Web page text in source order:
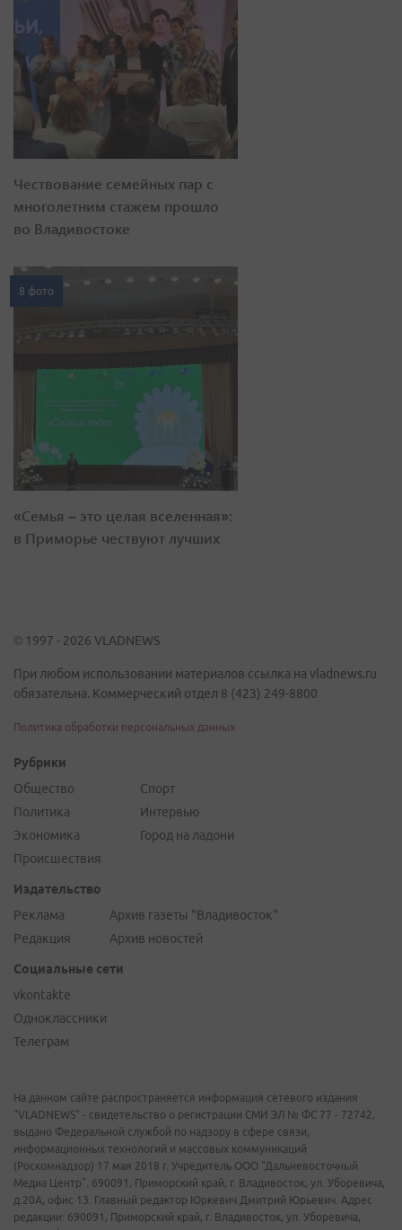
Чествование семейных пар с
многолетним стажем прошло
во Владивостоке
8 фото
«Семья – это целая вселенная»:
в Приморье чествуют лучших
© 1997 - 2026 VLADNEWS
При любом использовании материалов ссылка на vladnews.ru
обязательна. Коммерческий отдел 8 (423) 249-8800
Политика обработки персональных данных
Рубрики
Общество
Политика
Экономика
Происшествия
Спорт
Интервью
Город на ладони
Издательство
Реклама
Редакция
Архив газеты "Владивосток"
Архив новостей
Социальные сети
vkontakte
Одноклассники
Телеграм
На данном сайте распространяется информация сетевого издания
"VLADNEWS" - свидетельство о регистрации СМИ ЭЛ № ФС 77 - 72742,
выдано Федеральной службой по надзору в сфере связи,
информационных технологий и массовых коммуникаций
(Роскомнадзор) 17 мая 2018 г. Учредитель ООО "Дальневосточный
Медиа Центр". 690091, Приморский край, г. Владивосток, ул. Уборевича,
д.20А, офис 13. Главный редактор Юркевич Дмитрий Юрьевич. Адрес
редакции: 690091, Приморский край, г. Владивосток, ул. Уборевича,